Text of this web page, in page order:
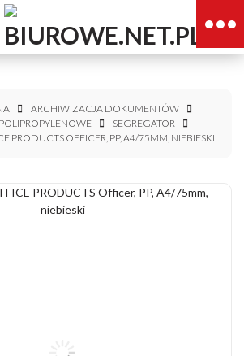
ARCHIWIZACJA DOKUMENTÓW
SEGREGATOR
PRODUCTS OFFICER, PP, A4/75MM, NIEBIESKI